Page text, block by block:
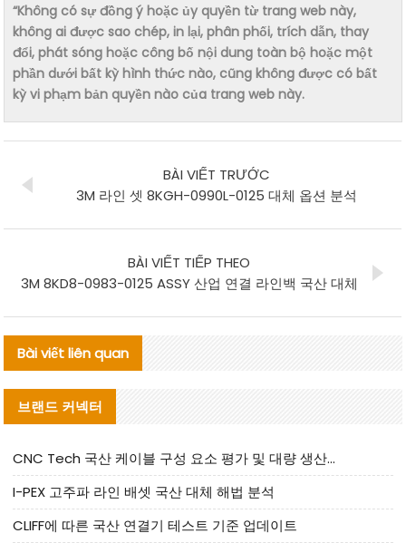
“Không có sự đồng ý hoặc ủy quyền từ trang web này,
không ai được sao chép, in lại, phân phối, trích dẫn, thay
đổi, phát sóng hoặc công bố nội dung toàn bộ hoặc một
phần dưới bất kỳ hình thức nào, cũng không được có bất
kỳ vi phạm bản quyền nào của trang web này.
BÀI VIẾT TRƯỚC
3M 라인 셋 8KGH-0990L-0125 대체 옵션 분석
BÀI VIẾT TIẾP THEO
3M 8KD8-0983-0125 ASSY 산업 연결 라인백 국산 대체
Bài viết liên quan
브랜드 커넥터
CNC Tech 국산 케이블 구성 요소 평가 및 대량 생산 적합성 가이드
I-PEX 고주파 라인 배셋 국산 대체 해법 분석
CLIFF에 따른 국산 연결기 테스트 기준 업데이트